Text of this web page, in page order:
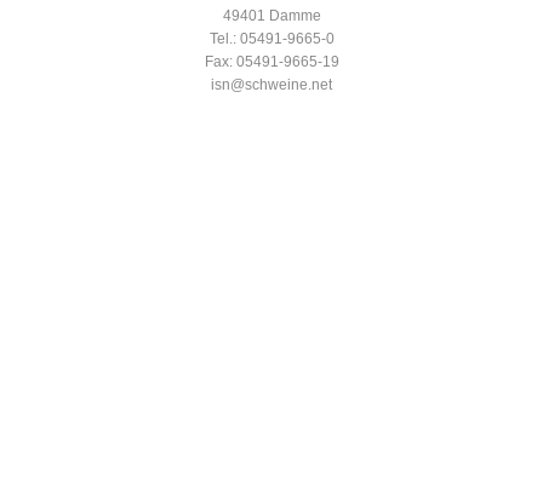
49401 Damme
Tel.: 05491-9665-0
Fax: 05491-9665-19
isn@schweine.net